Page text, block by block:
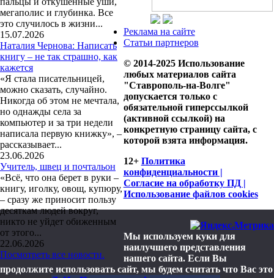
мегаполис и глубинка. Все
это случилось в жизни...
15.07.2026
Наталия Чернова: Написать
книгу – не так страшно, как
кажется
«Я стала писательницей,
можно сказать, случайно.
Никогда об этом не мечтала,
но однажды села за
компьютер и за три недели
написала первую книжку», –
рассказывает...
23.06.2026
Учитель, швец и почтальон
«Всё, что она берет в руки –
книгу, иголку, овощ, купюру,
– сразу же приносит пользу
десяткам людей вокруг,
никто не уйдет обиженным
от этого...
22.06.2026
Посмотреть все новости.
Реклама на сайте
Статьи партнеров
© 2014-2025 Использование
любых материалов сайта
"Ставрополь-на-Волге"
допускается только с
обязательной гиперссылкой
(активной ссылкой) на
конкретную страницу сайта, с
которой взята информация.
12+ Политика
конфиденциальности |
Согласие на обработку ПД |
Использование файлов cookies
Мы используем куки для
наилучшего представления
нашего сайта. Если Вы
продолжите использовать сайт, мы будем считать что Вас это